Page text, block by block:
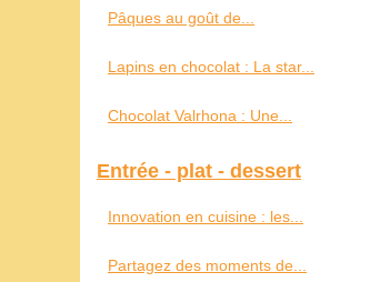
Pâques au goût de...
Lapins en chocolat : La star...
Chocolat Valrhona : Une...
Entrée - plat - dessert
Innovation en cuisine : les...
Partagez des moments de...